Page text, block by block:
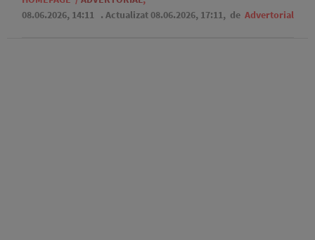
08.06.2026, 14:11 . Actualizat 08.06.2026, 17:11, de Advertorial